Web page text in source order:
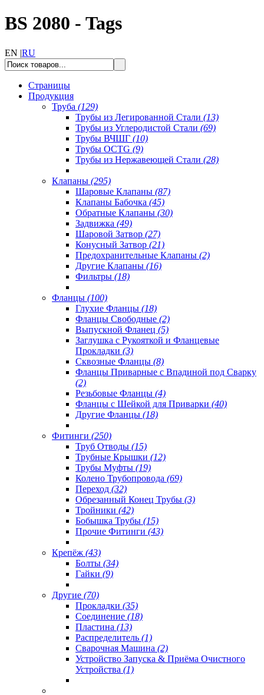
BS 2080 - Tags
EN |RU
Страницы
Продукция
Труба (129)
Трубы из Легированной Стали (13)
Трубы из Углеродистой Стали (69)
Трубы ВЧШГ (10)
Трубы OCTG (9)
Трубы из Нержавеющей Стали (28)
Клапаны (295)
Шаровые Клапаны (87)
Клапаны Бабочка (45)
Обратные Клапаны (30)
Задвижка (49)
Шаровой Затвор (27)
Конусный Затвор (21)
Предохранительные Клапаны (2)
Другие Клапаны (16)
Фильтры (18)
Фланцы (100)
Глухие Фланцы (18)
Фланцы Свободные (2)
Выпускной Фланец (5)
Заглушка с Рукояткой и Фланцевые
Прокладки (3)
Сквозные Фланцы (8)
Фланцы Приварные с Впадиной под Сварку
(2)
Резьбовые Фланцы (4)
Фланцы с Шейкой для Приварки (40)
Другие Фланцы (18)
Фитинги (250)
Труб Отводы (15)
Трубные Крышки (12)
Трубы Муфты (19)
Колено Трубопровода (69)
Переход (32)
Обрезанный Конец Трубы (3)
Тройники (42)
Бобышка Трубы (15)
Прочие Фитинги (43)
Крепёж (43)
Болты (34)
Гайки (9)
Другие (70)
Прокладки (35)
Соединение (18)
Пластина (13)
Распределитель (1)
Сварочная Машина (2)
Устройство Запуска & Приёма Очистного
Устройства (1)